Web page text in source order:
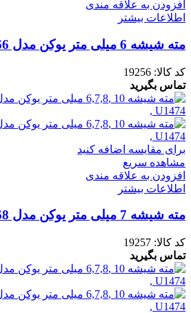
افزودن به علاقه مندی
اطلاعات بیشتر
مته شیشه 6 میلی متر یوکن مدل U1466
کد کالا: 19256
تماس بگیرید
برای مقایسه اضافه کنید
مشاهده سریع
افزودن به علاقه مندی
اطلاعات بیشتر
مته شیشه 7 میلی متر یوکن مدل U1468
کد کالا: 19257
تماس بگیرید